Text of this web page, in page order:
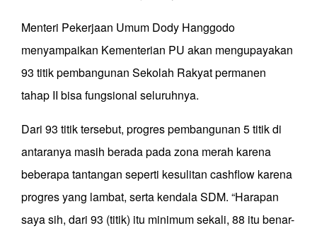
Menteri Pekerjaan Umum Dody Hanggodo
menyampaikan Kementerian PU akan mengupayakan
93 titik pembangunan Sekolah Rakyat permanen
tahap II bisa fungsional seluruhnya.
Dari 93 titik tersebut, progres pembangunan 5 titik di
antaranya masih berada pada zona merah karena
beberapa tantangan seperti kesulitan cashflow karena
progres yang lambat, serta kendala SDM. “Harapan
saya sih, dari 93 (titik) itu minimum sekali, 88 itu benar-